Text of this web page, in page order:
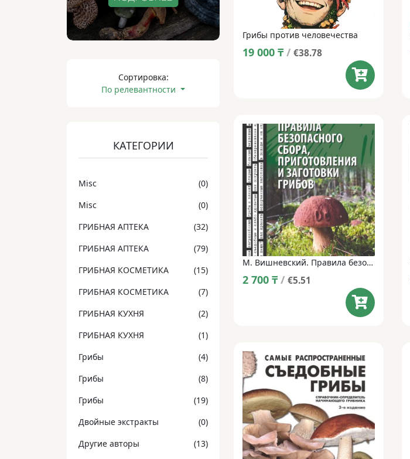
Сортировка:
По релевантности
КАТЕГОРИИ
Misc
(0)
Misc
(0)
ГРИБНАЯ АПТЕКА
(32)
ГРИБНАЯ АПТЕКА
(79)
ГРИБНАЯ КОСМЕТИКА
(15)
ГРИБНАЯ КОСМЕТИКА
(7)
ГРИБНАЯ КУХНЯ
(2)
ГРИБНАЯ КУХНЯ
(1)
Грибы
(4)
Грибы
(8)
Грибы
(19)
Двойные экстракты
(0)
Другие авторы
(13)
Грибы против человечества
19 000 ₸ / €38.78
М. Вишневский. Правила безопасного сбора, приготовления и заготовки грибов в XXI веке.
2 700 ₸ / €5.51